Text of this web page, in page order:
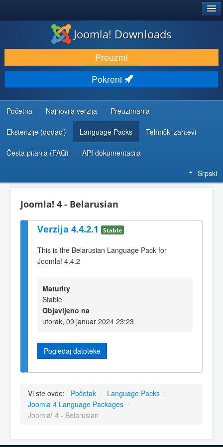
PREUZIMANJE I PROŠIRENJA (EKSTENZIJE)
OTKRIJTE I NAUČITE
ZAJEDNICA I PODRŠKA
RESURSI ZA RAZVOJ
Joomla! Downloads
Preuzmi
Pokreni
Početna Najnovija verzija Preuzimanja
Ekstenzije (dodaci) Language Packs Tehnički zahtevi
Česta pitanja (FAQ) API dokumentacija
Srpski
Joomla! 4 - Belarusian
Verzija 4.4.2.1 Stable
This is the Belarusian Language Pack for
Joomla! 4.4.2
Maturity
Stable
Objavljeno na
utorak, 09 januar 2024 23:23
Pogledaj datoteke
Vi ste ovde: Početak / Language Packs /
Joomla 4 Language Packages /
Joomla! 4 - Belarusian